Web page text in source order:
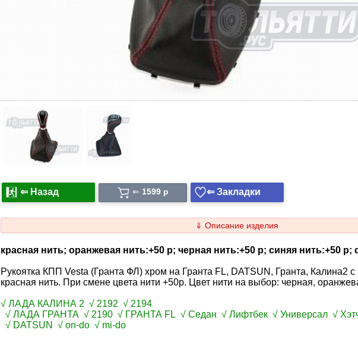
⇐ Назад ⇐ 1599 p ⇐ Закладки
⇓ Описание изделия
красная нить; оранжевая нить:+50 р; черная нить:+50 р; синяя нить:+50 р;
Рукоятка КПП Vesta (Гранта ФЛ) хром на Гранта FL, DATSUN, Гранта, Калина2
красная нить. При смене цвета нити +50р. Цвет нити на выбор: черная,
√ ЛАДА КАЛИНА 2 √ 2192 √ 2194
√ ЛАДА ГРАНТА √ 2190 √ ГРАНТА FL √ Седан √ Лифтбек √ Универсал √
√ DATSUN √ on-do √ mi-do